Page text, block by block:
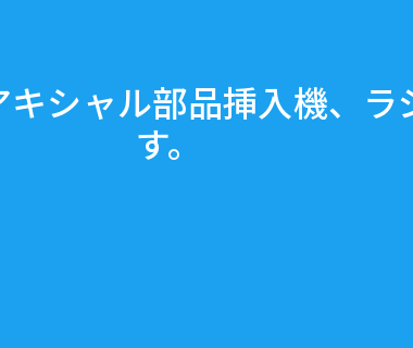
キシャル部品挿入機、
す。